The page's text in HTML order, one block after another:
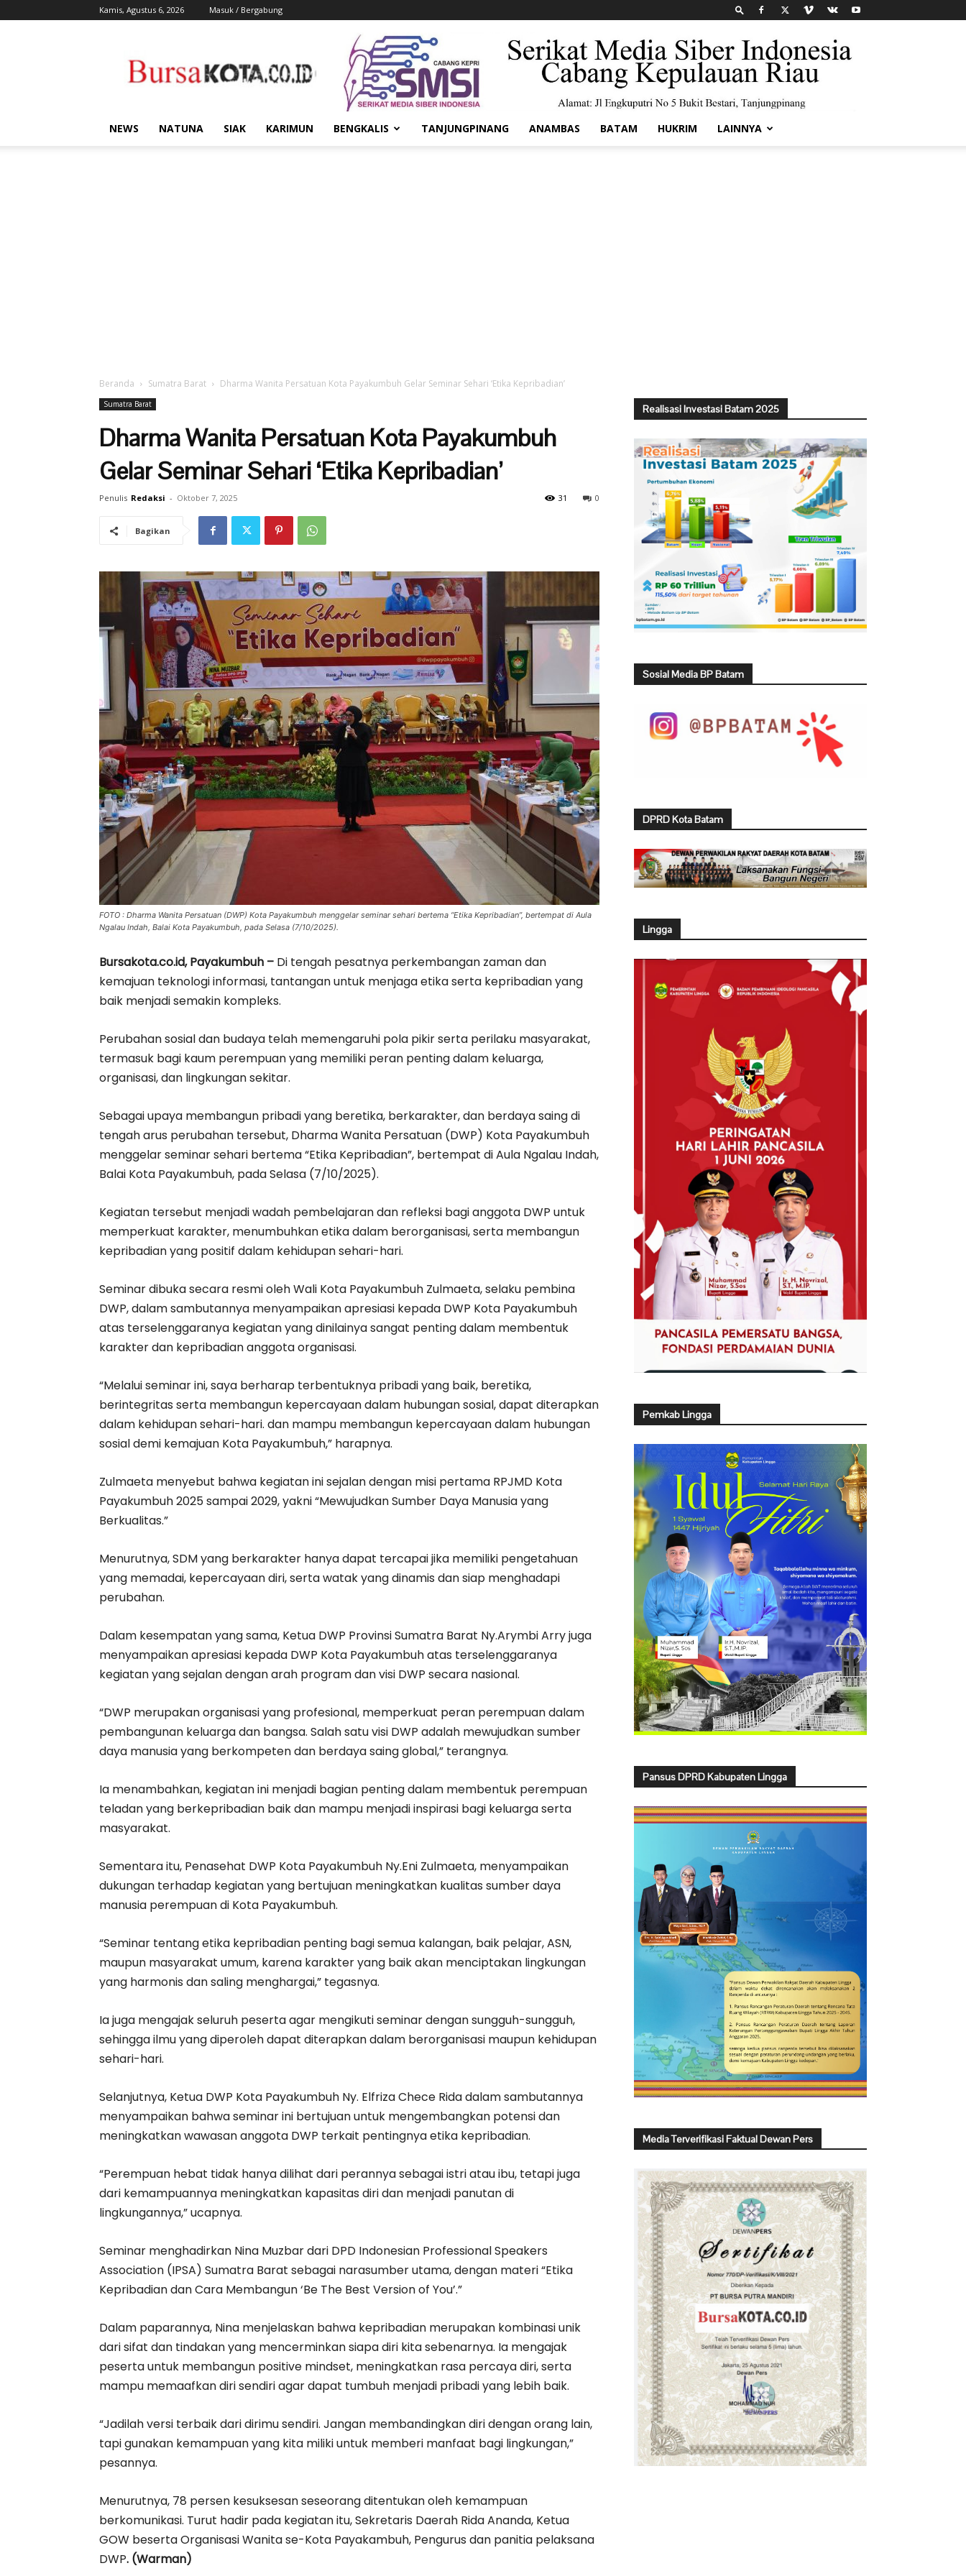
Kamis, Agustus 6, 2026 Masuk / Bergabung
Kota
NEWS NATUNA SIAK KARIMUN BENGKALIS TANJUNGPINANG ANAMBAS BATAM HUKRIM LAINNYA
Beranda Sumatra Barat Dharma Wanita Persatuan Kota Payakumbuh Gelar Seminar Sehari ‘Etika Kepribadian’
Sumatra Barat
Dharma Wanita Persatuan Kota Payakumbuh
Gelar Seminar Sehari ‘Etika Kepribadian’
Penulis Redaksi - Oktober 7, 2025 0
31
Bagikan
FOTO : Dharma Wanita Persatuan (DWP) Kota Payakumbuh menggelar seminar sehari bertema “Etika Kepribadian”, bertempat di Aula
Ngalau Indah, Balai Kota Payakumbuh, pada Selasa (7/10/2025).
Bursakota.co.id, Payakumbuh – Di tengah pesatnya perkembangan zaman dan
kemajuan teknologi informasi, tantangan untuk menjaga etika serta kepribadian yang
baik menjadi semakin kompleks.
Perubahan sosial dan budaya telah memengaruhi pola pikir serta perilaku masyarakat,
termasuk bagi kaum perempuan yang memiliki peran penting dalam keluarga,
organisasi, dan lingkungan sekitar.
Sebagai upaya membangun pribadi yang beretika, berkarakter, dan berdaya saing di
tengah arus perubahan tersebut, Dharma Wanita Persatuan (DWP) Kota Payakumbuh
menggelar seminar sehari bertema “Etika Kepribadian”, bertempat di Aula Ngalau Indah,
Balai Kota Payakumbuh, pada Selasa (7/10/2025).
Kegiatan tersebut menjadi wadah pembelajaran dan refleksi bagi anggota DWP untuk
memperkuat karakter, menumbuhkan etika dalam berorganisasi, serta membangun
kepribadian yang positif dalam kehidupan sehari-hari.
Seminar dibuka secara resmi oleh Wali Kota Payakumbuh Zulmaeta, selaku pembina
DWP, dalam sambutannya menyampaikan apresiasi kepada DWP Kota Payakumbuh
atas terselenggaranya kegiatan yang dinilainya sangat penting dalam membentuk
karakter dan kepribadian anggota organisasi.
“Melalui seminar ini, saya berharap terbentuknya pribadi yang baik, beretika,
berintegritas serta membangun kepercayaan dalam hubungan sosial, dapat diterapkan
dalam kehidupan sehari-hari. dan mampu membangun kepercayaan dalam hubungan
sosial demi kemajuan Kota Payakumbuh,” harapnya.
Zulmaeta menyebut bahwa kegiatan ini sejalan dengan misi pertama RPJMD Kota
Payakumbuh 2025 sampai 2029, yakni “Mewujudkan Sumber Daya Manusia yang
Berkualitas.”
Menurutnya, SDM yang berkarakter hanya dapat tercapai jika memiliki pengetahuan
yang memadai, kepercayaan diri, serta watak yang dinamis dan siap menghadapi
perubahan.
Dalam kesempatan yang sama, Ketua DWP Provinsi Sumatra Barat Ny.Arymbi Arry juga
menyampaikan apresiasi kepada DWP Kota Payakumbuh atas terselenggaranya
kegiatan yang sejalan dengan arah program dan visi DWP secara nasional.
“DWP merupakan organisasi yang profesional, memperkuat peran perempuan dalam
pembangunan keluarga dan bangsa. Salah satu visi DWP adalah mewujudkan sumber
daya manusia yang berkompeten dan berdaya saing global,” terangnya.
Ia menambahkan, kegiatan ini menjadi bagian penting dalam membentuk perempuan
teladan yang berkepribadian baik dan mampu menjadi inspirasi bagi keluarga serta
masyarakat.
Sementara itu, Penasehat DWP Kota Payakumbuh Ny.Eni Zulmaeta, menyampaikan
dukungan terhadap kegiatan yang bertujuan meningkatkan kualitas sumber daya
manusia perempuan di Kota Payakumbuh.
“Seminar tentang etika kepribadian penting bagi semua kalangan, baik pelajar, ASN,
maupun masyarakat umum, karena karakter yang baik akan menciptakan lingkungan
yang harmonis dan saling menghargai,” tegasnya.
Ia juga mengajak seluruh peserta agar mengikuti seminar dengan sungguh-sungguh,
sehingga ilmu yang diperoleh dapat diterapkan dalam berorganisasi maupun kehidupan
sehari-hari.
Selanjutnya, Ketua DWP Kota Payakumbuh Ny. Elfriza Chece Rida dalam sambutannya
menyampaikan bahwa seminar ini bertujuan untuk mengembangkan potensi dan
meningkatkan wawasan anggota DWP terkait pentingnya etika kepribadian.
“Perempuan hebat tidak hanya dilihat dari perannya sebagai istri atau ibu, tetapi juga
dari kemampuannya meningkatkan kapasitas diri dan menjadi panutan di
lingkungannya,” ucapnya.
Seminar menghadirkan Nina Muzbar dari DPD Indonesian Professional Speakers
Association (IPSA) Sumatra Barat sebagai narasumber utama, dengan materi “Etika
Kepribadian dan Cara Membangun ‘Be The Best Version of You’.”
Dalam paparannya, Nina menjelaskan bahwa kepribadian merupakan kombinasi unik
dari sifat dan tindakan yang mencerminkan siapa diri kita sebenarnya. Ia mengajak
peserta untuk membangun positive mindset, meningkatkan rasa percaya diri, serta
mampu memaafkan diri sendiri agar dapat tumbuh menjadi pribadi yang lebih baik.
“Jadilah versi terbaik dari dirimu sendiri. Jangan membandingkan diri dengan orang lain,
tapi gunakan kemampuan yang kita miliki untuk memberi manfaat bagi lingkungan,”
pesannya.
Menurutnya, 78 persen kesuksesan seseorang ditentukan oleh kemampuan
berkomunikasi. Turut hadir pada kegiatan itu, Sekretaris Daerah Rida Ananda, Ketua
GOW beserta Organisasi Wanita se-Kota Payakambuh, Pengurus dan panitia pelaksana
DWP. (Warman)
Realisasi Investasi Batam 2025
Sosial Media BP Batam
DPRD Kota Batam
Lingga
Pemkab Lingga
Pansus DPRD Kabupaten Lingga
Media Terverifikasi Faktual Dewan Pers